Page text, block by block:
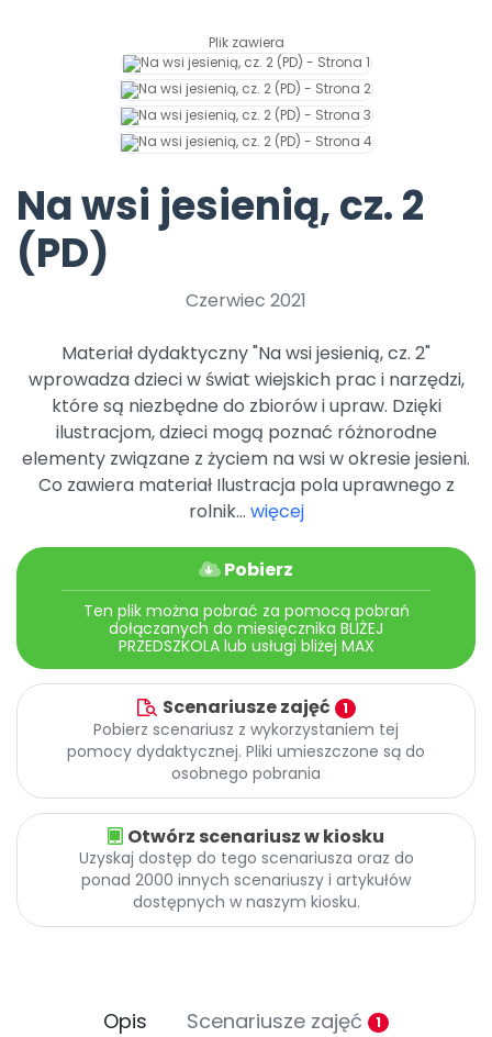
Pomoc
Plik zawiera
Na wsi jesienią, cz. 2
(PD)
Czerwiec 2021
Materiał dydaktyczny "Na wsi jesienią, cz. 2"
wprowadza dzieci w świat wiejskich prac i narzędzi,
które są niezbędne do zbiorów i upraw. Dzięki
ilustracjom, dzieci mogą poznać różnorodne
elementy związane z życiem na wsi w okresie jesieni.
Co zawiera materiał Ilustracja pola uprawnego z
rolnik... więcej
Pobierz
Ten plik można pobrać za pomocą pobrań
dołączanych do miesięcznika BLIŻEJ
PRZEDSZKOLA lub usługi bliżej MAX
Scenariusze zajęć 1
Pobierz scenariusz z wykorzystaniem tej
pomocy dydaktycznej. Pliki umieszczone są do
osobnego pobrania
Otwórz scenariusz w kiosku
Uzyskaj dostęp do tego scenariusza oraz do
ponad 2000 innych scenariuszy i artykułów
dostępnych w naszym kiosku.
Opis Scenariusze zajęć 1